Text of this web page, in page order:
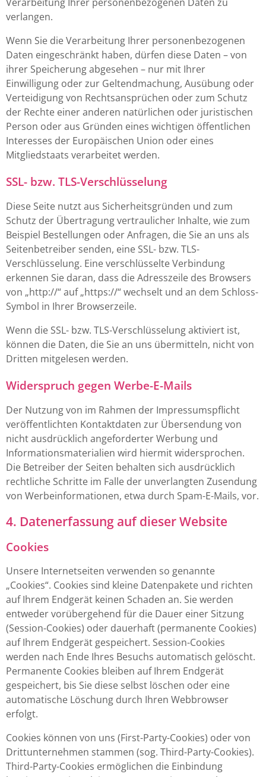
Verarbeitung Ihrer personenbezogenen Daten zu
verlangen.
Wenn Sie die Verarbeitung Ihrer personenbezogenen
Daten eingeschränkt haben, dürfen diese Daten – von
ihrer Speicherung abgesehen – nur mit Ihrer
Einwilligung oder zur Geltendmachung, Ausübung oder
Verteidigung von Rechtsansprüchen oder zum Schutz
der Rechte einer anderen natürlichen oder juristischen
Person oder aus Gründen eines wichtigen öffentlichen
Interesses der Europäischen Union oder eines
Mitgliedstaats verarbeitet werden.
SSL- bzw. TLS-Verschlüsselung
Diese Seite nutzt aus Sicherheitsgründen und zum
Schutz der Übertragung vertraulicher Inhalte, wie zum
Beispiel Bestellungen oder Anfragen, die Sie an uns als
Seitenbetreiber senden, eine SSL- bzw. TLS-
Verschlüsselung. Eine verschlüsselte Verbindung
erkennen Sie daran, dass die Adresszeile des Browsers
von „http://“ auf „https://“ wechselt und an dem Schloss-
Symbol in Ihrer Browserzeile.
Wenn die SSL- bzw. TLS-Verschlüsselung aktiviert ist,
können die Daten, die Sie an uns übermitteln, nicht von
Dritten mitgelesen werden.
Widerspruch gegen Werbe-E-Mails
Der Nutzung von im Rahmen der Impressumspflicht
veröffentlichten Kontaktdaten zur Übersendung von
nicht ausdrücklich angeforderter Werbung und
Informationsmaterialien wird hiermit widersprochen.
Die Betreiber der Seiten behalten sich ausdrücklich
rechtliche Schritte im Falle der unverlangten Zusendung
von Werbeinformationen, etwa durch Spam-E-Mails, vor.
4. Datenerfassung auf dieser Website
Cookies
Unsere Internetseiten verwenden so genannte
„Cookies“. Cookies sind kleine Datenpakete und richten
auf Ihrem Endgerät keinen Schaden an. Sie werden
entweder vorübergehend für die Dauer einer Sitzung
(Session-Cookies) oder dauerhaft (permanente Cookies)
auf Ihrem Endgerät gespeichert. Session-Cookies
werden nach Ende Ihres Besuchs automatisch gelöscht.
Permanente Cookies bleiben auf Ihrem Endgerät
gespeichert, bis Sie diese selbst löschen oder eine
automatische Löschung durch Ihren Webbrowser
erfolgt.
Cookies können von uns (First-Party-Cookies) oder von
Drittunternehmen stammen (sog. Third-Party-Cookies).
Third-Party-Cookies ermöglichen die Einbindung